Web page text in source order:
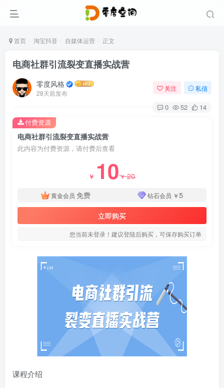
首页 淘宝抖音 自媒体运营 正文
电商社群引流裂变直播实战营
零度风格
28天前发布
关注 私信
0 52 14
电商社群引流裂变直播实战营
此内容为付费资源，请付费后查看
￥ 10￥20
黄金会员 免费 钻石会员 ￥5
立即购买
您当前未登录！建议登陆后购买，可保存购买订单
付费资源
课程介绍